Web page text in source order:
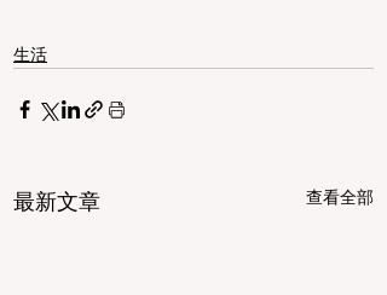
生活
最新文章 查看全部